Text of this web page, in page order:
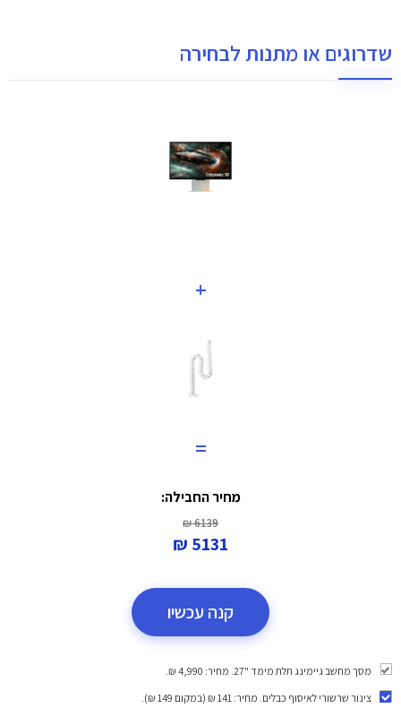
שדרוגים או מתנות לבחירה
+
=
מחיר החבילה:
6139 ₪
5131 ₪
קנה עכשיו
מסך מחשב גיימינג תלת מימד "27. מחיר: 4,990 ₪.
צינור שרשורי לאיסוף כבלים. מחיר: 141 ₪ (במקום 149 ₪).